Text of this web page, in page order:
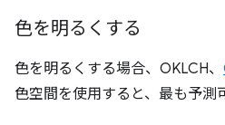
色を明るくする
色を明るくする場合、OKLCH、
色空間を使用すると、最も予測